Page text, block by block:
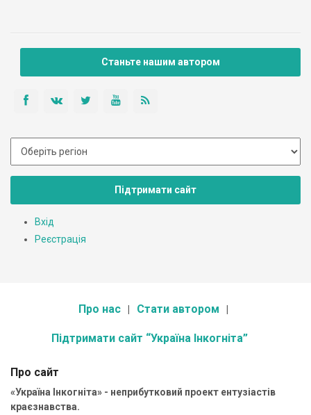
Станьте нашим автором
Підтримати сайт
Вхід
Реєстрація
Про нас Стати автором
Підтримати сайт “Україна Інкогніта”
Про сайт
«Україна Інкогніта» - неприбутковий проект ентузіастів
краєзнавства.